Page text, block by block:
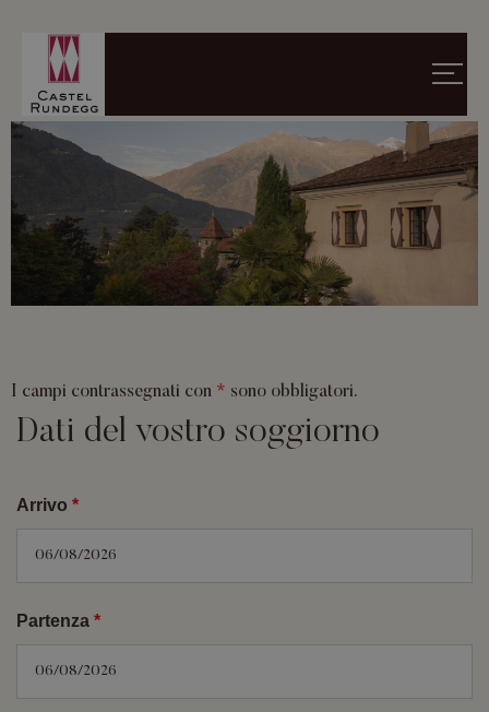
I campi contrassegnati con * sono obbligatori.
Dati del vostro soggiorno
Arrivo *
Partenza *